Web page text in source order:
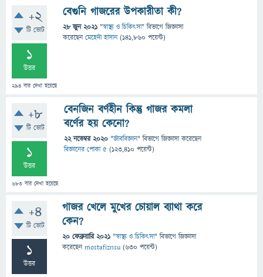
+2
টি ভোট
1
উত্তর
294 বার দেখা হয়েছে
বেগুনি গাজরের উপকারীতা কী?
28 জুন 2021 "স্বাস্থ্য ও চিকিৎসা" বিভাগে জিজ্ঞাসা
করেছেনমেহেদী হাসান (141,860 পয়েন্ট)
+8
টি ভোট
1
উত্তর
683 বার দেখা হয়েছে
বেনজিন বর্ণহীন কিন্তু গাজর কমলা
বর্ণের হয় কেনো?
22 নভেম্বর 2020 "জীববিজ্ঞান" বিভাগে জিজ্ঞাসাকরেছেন
বিজ্ঞানের পোকা ৫ (123,410 পয়েন্ট)
+4
টি ভোট
1
উত্তর
গাজর খেলে মুখের চোয়াল ব্যাথা করে
কেন?
20 ফেব্রুয়ারি 2021 "স্বাস্থ্য ও চিকিৎসা" বিভাগে জিজ্ঞাসা
করেছেনmostafiznsu (630 পয়েন্ট)